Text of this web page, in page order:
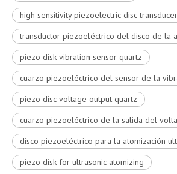
high sensitivity piezoelectric disc transducer
transductor piezoeléctrico del disco de la
piezo disk vibration sensor quartz
cuarzo piezoeléctrico del sensor de la
piezo disc voltage output quartz
cuarzo piezoeléctrico de la salida del
disco piezoeléctrico para la atomización
piezo disk for ultrasonic atomizing